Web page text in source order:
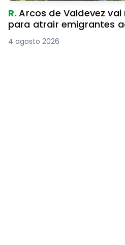
R.Arcos de Valdevez
para atrair emigrantes
4 agosto 2026